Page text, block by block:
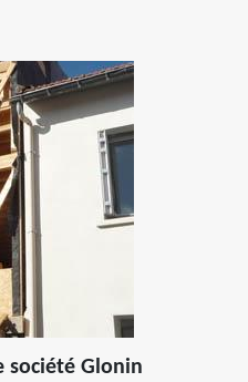
société Glonin